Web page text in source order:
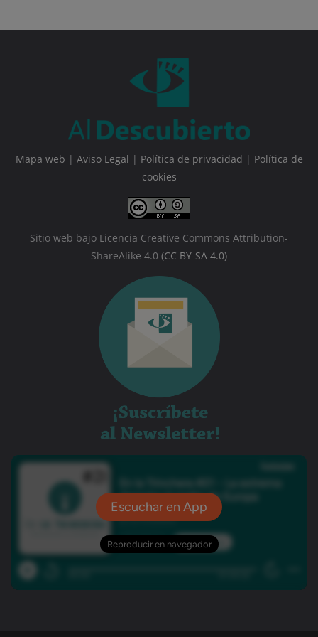
Mapa web | Aviso Legal | Política de privacidad | Política de
cookies
Sitio web bajo Licencia Creative Commons Attribution-
ShareAlike 4.0 (CC BY-SA 4.0)